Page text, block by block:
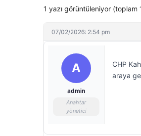
1 yazı görüntüleniyor (toplam
07/02/2026: 2:54 pm
A
admin
Anahtar
yönetici
CHP
araya